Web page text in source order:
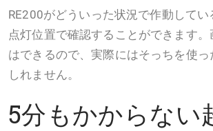
RE200がどういった状況で作動して
点灯位置で確認することができます
はできるので、実際にはそっちを使っ
しれません。
5分もかからない